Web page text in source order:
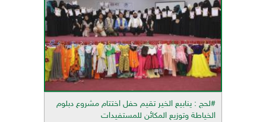
#لحج : ينابيع الخير تقيم حفل اختتام مشروع دبلوم
الخياطة وتوزيع المكائن للمستفيدات